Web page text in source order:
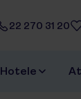
22 270 31 20
Hotele